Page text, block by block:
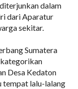
dalam
dari Aparatur
sekitar.
Sumatera
Desa Kedaton
tempat lalu-lalang